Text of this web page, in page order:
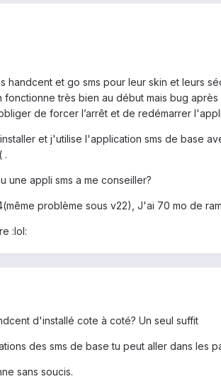
handcent et go sms pour leur skin et leurs
fonctionne très bien au début mais bug
de forcer l’arrêt et de redémarrer
et j'utilise l'application sms de base
.
une appli sms a me conseiller?
problème sous v22), J'ai 70 mo de
:lol:
d'installé cote à coté? Un seul suffit
des sms de base tu peut aller dans les
sans soucis.